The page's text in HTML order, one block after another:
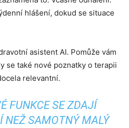
hlášení, dokud se situace
asistent AI. Pomůže vám
se také nové poznatky o terapii
relevantní.
FUNKCE SE ZDAJÍ
NEŽ SAMOTNÝ MALÝ